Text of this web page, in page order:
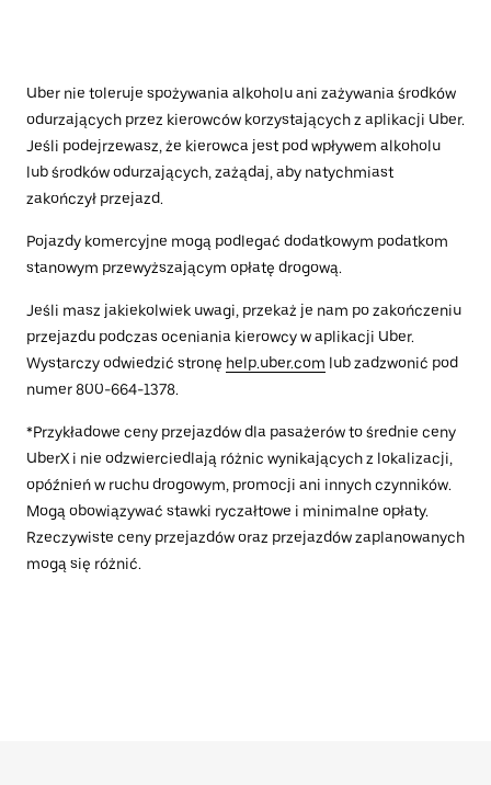
Uber nie toleruje spożywania alkoholu ani zażywania środków
odurzających przez kierowców korzystających z aplikacji Uber.
Jeśli podejrzewasz, że kierowca jest pod wpływem alkoholu
lub środków odurzających, zażądaj, aby natychmiast
zakończył przejazd.
Pojazdy komercyjne mogą podlegać dodatkowym podatkom
stanowym przewyższającym opłatę drogową.
Jeśli masz jakiekolwiek uwagi, przekaż je nam po zakończeniu
przejazdu podczas oceniania kierowcy w aplikacji Uber.
Wystarczy odwiedzić stronę help.uber.com lub zadzwonić pod
numer 800-664-1378.
*Przykładowe ceny przejazdów dla pasażerów to średnie ceny
UberX i nie odzwierciedlają różnic wynikających z lokalizacji,
opóźnień w ruchu drogowym, promocji ani innych czynników.
Mogą obowiązywać stawki ryczałtowe i minimalne opłaty.
Rzeczywiste ceny przejazdów oraz przejazdów zaplanowanych
mogą się różnić.